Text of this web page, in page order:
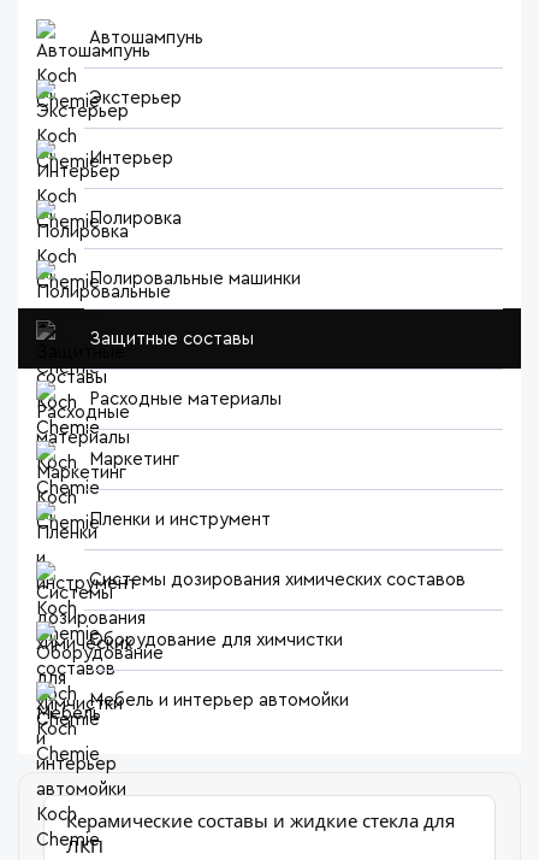
Автошампунь
Экстерьер
Интерьер
Полировка
Полировальные машинки
Защитные составы
Расходные материалы
Маркетинг
Пленки и инструмент
Системы дозирования химических составов
Оборудование для химчистки
Мебель и интерьер автомойки
Керамические составы и жидкие стекла для
ЛКП